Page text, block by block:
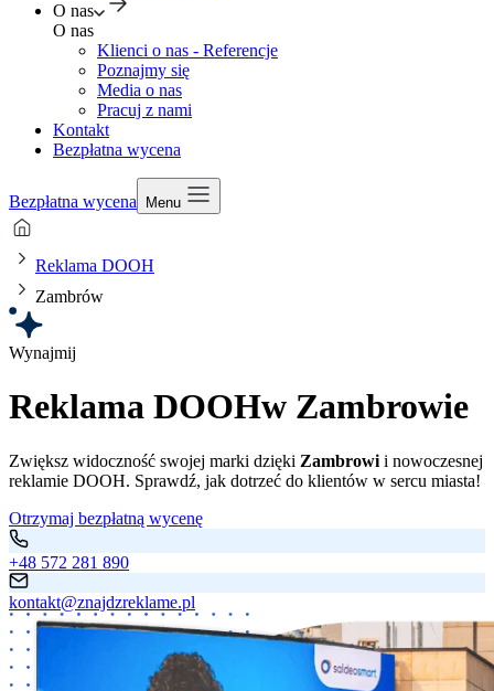
O nas
O nas
Klienci o nas - Referencje
Poznajmy się
Media o nas
Pracuj z nami
Kontakt
Bezpłatna wycena
Bezpłatna wycena Menu
Reklama DOOH
Zambrów
Wynajmij
Reklama DOOHw Zambrowie
Zwiększ widoczność swojej marki dzięki Zambrowi i nowoczesnej
reklamie DOOH. Sprawdź, jak dotrzeć do klientów w sercu miasta!
Otrzymaj bezpłatną wycenę
+48 572 281 890
kontakt@znajdzreklame.pl